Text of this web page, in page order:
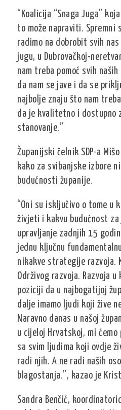
“Koalicija “Snaga Juga”
to može napraviti. Spremni
radimo na dobrobit svih
jugu, u Dubrovačkoj-
nam treba pomoć svih
da nam se jave i da se
najbolje znaju što nam
da je kvalitetno i dostupno
stanovanje.”
Županijski čelnik SDP-a
kako za svibanjske izbore
budućnosti županije.
“Oni su isključivo o tome u
živjeti i kakvu budućnost za
upravljanje zadnjih 15
jednu ključnu
nikakve strategije razvoja.
Održivog razvoja. Razvoja
poziciji da u najbogatijoj
dalje imamo ljudi koji žive
Naravno danas u našoj
u cijeloj Hrvatskoj, mi
sa svim ljudima koji ovdje
radi njih. A ne radi naših
blagostanja.”, kazao je
Sandra Benčić,